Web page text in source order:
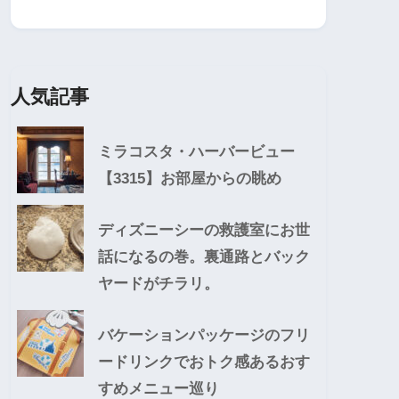
人気記事
ミラコスタ・ハーバービュー
【3315】お部屋からの眺め
ディズニーシーの救護室にお世
話になるの巻。裏通路とバック
ヤードがチラリ。
バケーションパッケージのフリ
ードリンクでおトク感あるおす
すめメニュー巡り